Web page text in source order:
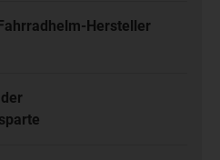
Hersteller